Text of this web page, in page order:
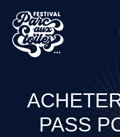
PASS